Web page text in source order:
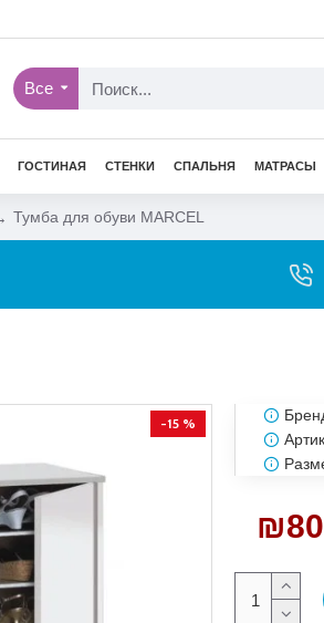
Все
ГОСТИНАЯ СТЕНКИ СПАЛЬНЯ МАТРАСЫ
Тумба для обуви MARCEL
-15 %